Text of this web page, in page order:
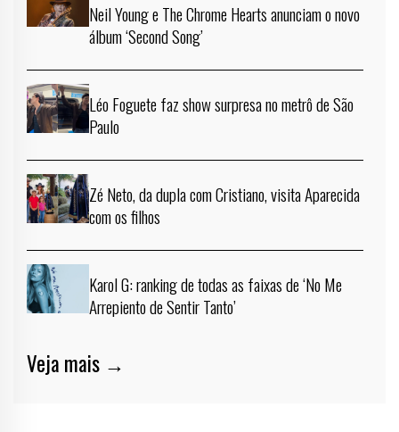
Neil Young e The Chrome Hearts anunciam o novo
álbum ‘Second Song’
Léo Foguete faz show surpresa no metrô de São
Paulo
Zé Neto, da dupla com Cristiano, visita Aparecida
com os filhos
Karol G: ranking de todas as faixas de ‘No Me
Arrepiento de Sentir Tanto’
Veja mais →